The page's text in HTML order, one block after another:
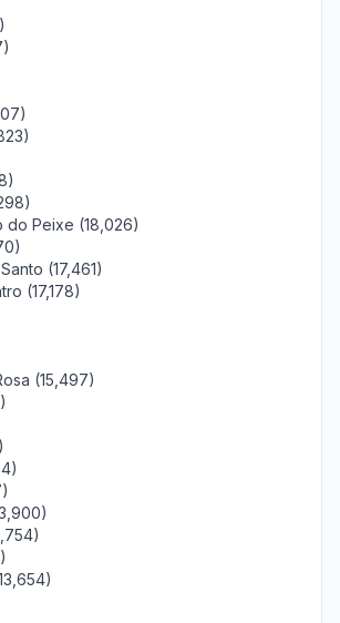
do Peixe (18,026)
(17,461)
(17,178)
(15,497)